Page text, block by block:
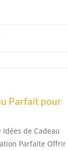
Parfait pour
de Cadeau
Parfaite Offrir